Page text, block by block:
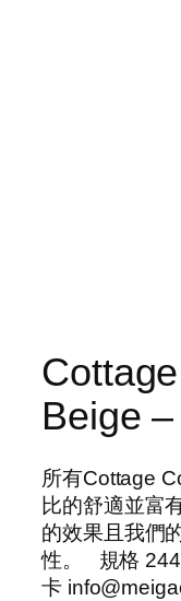
Beige
所有Cottage
比的舒適並富
的效果且我們
性。 規格
卡